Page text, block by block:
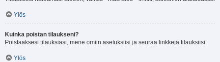
Ylös
Kuinka poistan tilaukseni?
Poistaaksesi tilauksiasi, mene omiin asetuksiisi ja seuraa linkkejä tilauksiisi.
Ylös